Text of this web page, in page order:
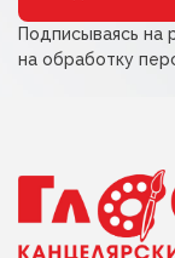
Подписываясь на
на обработку